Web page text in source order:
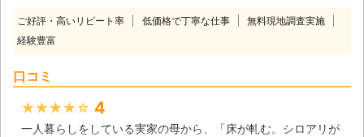
の様々な作業に対応しています】 シ
リ駆除の関する様々な作業に専門スタ
ご好評・高いリピート率 低価格で丁寧な仕事
無料現地調査実施
経験豊富
口コミ
★★★★★ 4
一人暮らしをしている実家の母から、「床が軋む。シロアリが